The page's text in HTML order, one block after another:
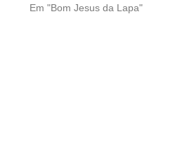
Em "Bom Jesus da Lapa"